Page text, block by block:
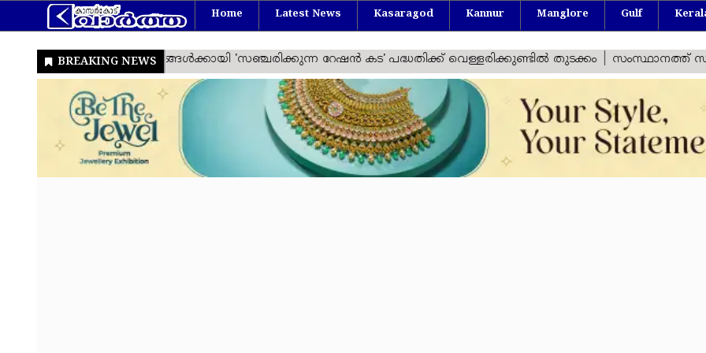
Home Latest News Kasaragod Kannur Manglore Gulf